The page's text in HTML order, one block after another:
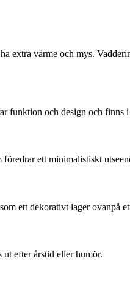
extra värme och mys.
funktion och design och finns
ett minimalistiskt
ett dekorativt lager ovanpå
efter årstid eller humör.